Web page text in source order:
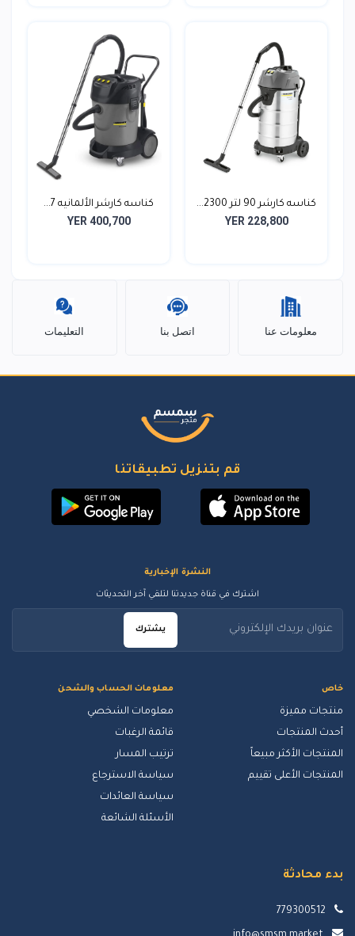
كناسه كارشر 90 لتر 2300...
YER 228,800
كناسه كارشر الألمانيه 7...
YER 400,700
معلومات عنا اتصل بنا التعليمات
قم بتنزيل تطبيقاتنا
خاص
منتجات مميزة
أحدث المنتجات
المنتجات الأكثر مبيعاً
المنتجات الأعلى تقييم
معلومات الحساب والشحن
معلومات الشخصي
قائمة الرغبات
ترتيب المسار
سياسة الاسترجاع
سياسة العائدات
الأسئلة الشائعة
النشرة الإخبارية
اشترك في قناة جديدتنا لتلقي آخر التحديثات
يشترك
بدء محادثة
779300512